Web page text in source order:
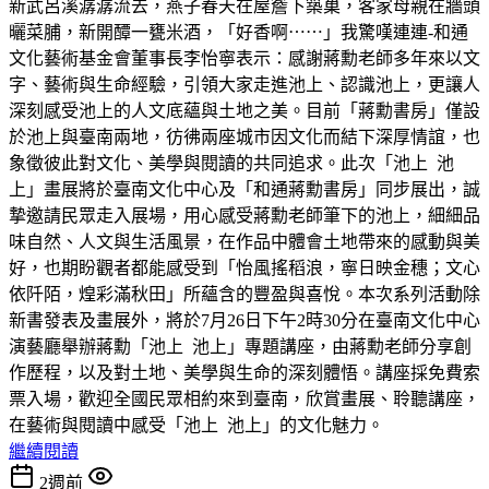
新武呂溪潺潺流去，燕子春天在屋簷下築巢，客家母親在牆頭
曬菜脯，新開醰一甕米酒，「好香啊⋯⋯」我驚嘆連連-和通
文化藝術基金會董事長李怡寧表示：感謝蔣勳老師多年來以文
字、藝術與生命經驗，引領大家走進池上、認識池上，更讓人
深刻感受池上的人文底蘊與土地之美。目前「蔣勳書房」僅設
於池上與臺南兩地，彷彿兩座城市因文化而結下深厚情誼，也
象徵彼此對文化、美學與閱讀的共同追求。此次「池上 池
上」畫展將於臺南文化中心及「和通蔣勳書房」同步展出，誠
摯邀請民眾走入展場，用心感受蔣勳老師筆下的池上，細細品
味自然、人文與生活風景，在作品中體會土地帶來的感動與美
好，也期盼觀者都能感受到「怡風搖稻浪，寧日映金穗；文心
依阡陌，煌彩滿秋田」所蘊含的豐盈與喜悅。本次系列活動除
新書發表及畫展外，將於7月26日下午2時30分在臺南文化中心
演藝廳舉辦蔣勳「池上 池上」專題講座，由蔣勳老師分享創
作歷程，以及對土地、美學與生命的深刻體悟。講座採免費索
票入場，歡迎全國民眾相約來到臺南，欣賞畫展、聆聽講座，
在藝術與閱讀中感受「池上 池上」的文化魅力。
繼續閱讀
2週前